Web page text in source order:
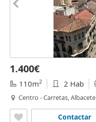
1.400€
110m2 2 Hab
Centro - Carretas, Albacete
Contactar